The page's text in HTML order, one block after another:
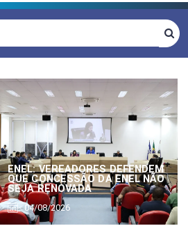
ENEL: VEREADORES DEFENDEM
QUE CONCESSÃO DA ENEL NÃO
SEJA RENOVADA
04/08/2026